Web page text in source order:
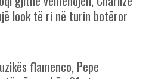
look të ri në turin botëror
flamenco, Pepe